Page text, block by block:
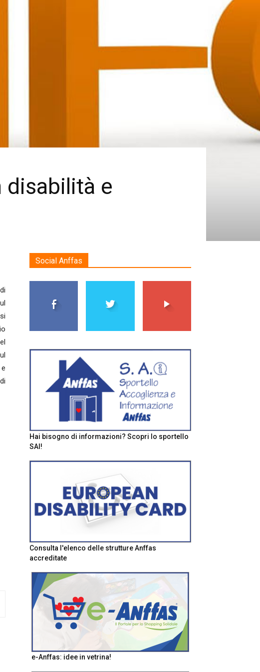
disabilità e
Social Anffas
Hai bisogno di informazioni? Scopri lo sportello
SAI!
Consulta l'elenco delle strutture Anffas
accreditate
e-Anffas: idee in vetrina!